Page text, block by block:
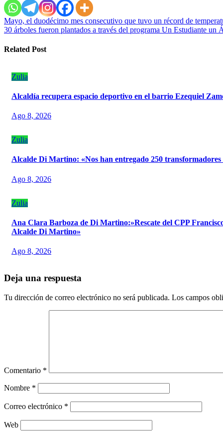
Navegación
de
entradas
Mayo, el duodécimo mes consecutivo que tuvo un récord de
30 árboles fueron plantados a través del programa Un Estudiante un
Related Post
Zulia
‎Alcaldía recupera espacio deportivo en el barrio Ezequiel
Ago 8, 2026
Zulia
Alcalde Di Martino: «Nos han entregado 250 transformadores
Ago 8, 2026
Zulia
Ana Clara Barboza de Di Martino:»Rescate del CPP
Alcalde Di Martino»
Ago 8, 2026
Deja una respuesta
Tu dirección de correo electrónico no será publicada. Los campos
Comentario *
Nombre *
Correo electrónico *
Web